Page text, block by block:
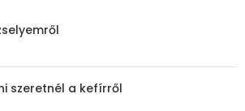
szeretnél a kefírről